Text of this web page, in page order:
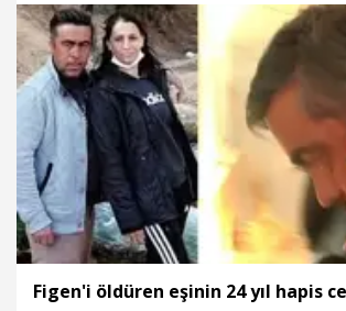
hapis cezasına çarptırıldı. Diğer 5 sanık ise
yaralama' suçundan hapis cezası aldı.
23.07.2026 Gündem